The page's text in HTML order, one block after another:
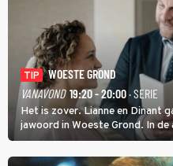
TIP
WOESTE GROND
VANAVOND 19:20 - 20:00· SERIE
Het is zover. Lianne en Dinant
jawoord in Woeste Grond. In
eerste seizoen kwam Lianne
is ze inmiddels helemaal op